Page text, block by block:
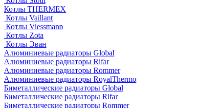
Котлы THERMEX
Котлы Vaillant
Котлы Viessmann
Котлы Zota
Котлы Эван
Алюминиевые радиаторы Global
Алюминиевые радиаторы Rifar
Алюминиевые радиаторы Rommer
Алюминиевые радиаторы RoyalThermo
Биметаллические радиаторы Global
Биметаллические радиаторы Rifar
Биметаллические радиаторы Rommer